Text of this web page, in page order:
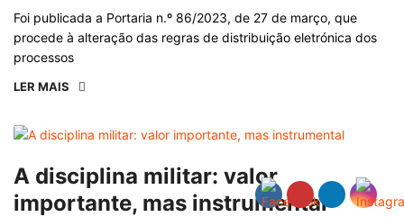
Foi publicada a Portaria n.º 86/2023, de 27 de março, que
procede à alteração das regras de distribuição eletrónica dos
processos
LER MAIS
A disciplina militar: valor
importante, mas instrumental